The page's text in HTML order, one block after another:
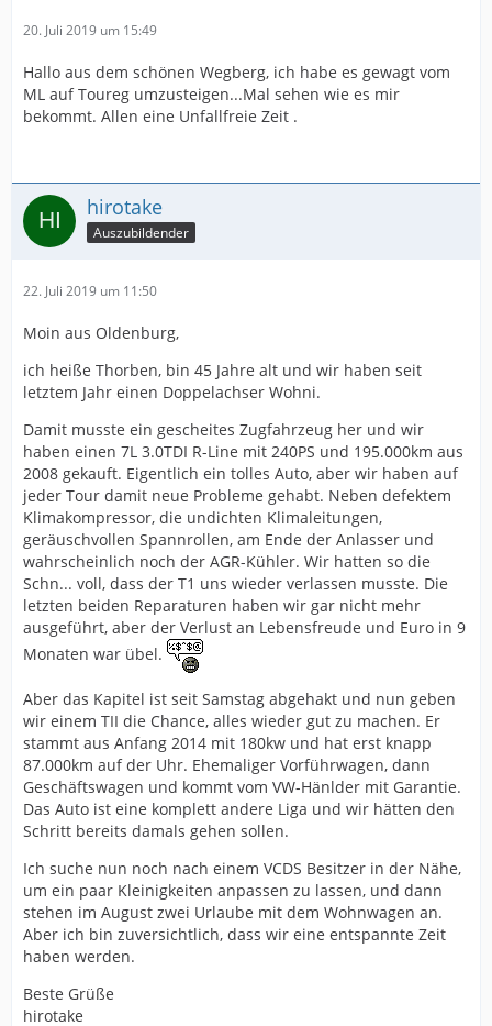
20. Juli 2019 um 15:49
Hallo aus dem schönen Wegberg, ich habe es gewagt vom
ML auf Toureg umzusteigen...Mal sehen wie es mir
bekommt. Allen eine Unfallfreie Zeit .
hirotake
Auszubildender
22. Juli 2019 um 11:50
Moin aus Oldenburg,
ich heiße Thorben, bin 45 Jahre alt und wir haben seit
letztem Jahr einen Doppelachser Wohni.
Damit musste ein gescheites Zugfahrzeug her und wir
haben einen 7L 3.0TDI R-Line mit 240PS und 195.000km aus
2008 gekauft. Eigentlich ein tolles Auto, aber wir haben auf
jeder Tour damit neue Probleme gehabt. Neben defektem
Klimakompressor, die undichten Klimaleitungen,
geräuschvollen Spannrollen, am Ende der Anlasser und
wahrscheinlich noch der AGR-Kühler. Wir hatten so die
Schn... voll, dass der T1 uns wieder verlassen musste. Die
letzten beiden Reparaturen haben wir gar nicht mehr
ausgeführt, aber der Verlust an Lebensfreude und Euro in 9
Monaten war übel.
Aber das Kapitel ist seit Samstag abgehakt und nun geben
wir einem TII die Chance, alles wieder gut zu machen. Er
stammt aus Anfang 2014 mit 180kw und hat erst knapp
87.000km auf der Uhr. Ehemaliger Vorführwagen, dann
Geschäftswagen und kommt vom VW-Hänlder mit Garantie.
Das Auto ist eine komplett andere Liga und wir hätten den
Schritt bereits damals gehen sollen.
Ich suche nun noch nach einem VCDS Besitzer in der Nähe,
um ein paar Kleinigkeiten anpassen zu lassen, und dann
stehen im August zwei Urlaube mit dem Wohnwagen an.
Aber ich bin zuversichtlich, dass wir eine entspannte Zeit
haben werden.
Beste Grüße
hirotake